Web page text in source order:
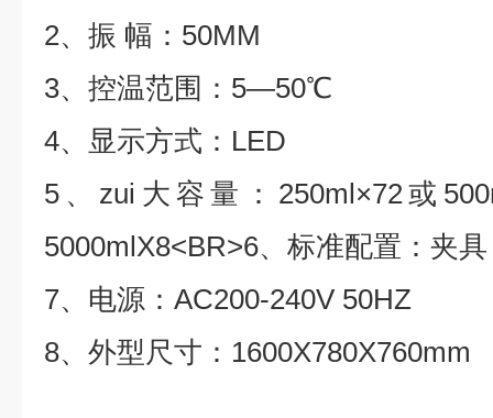
2、振 幅：50MM
3、控温范围：5―50℃
4、显示方式：LED
5、zui大容量：250ml×72或
5000mlX8<BR>6、标准配置：夹具
7、电源：AC200-240V 50HZ
8、外型尺寸：1600X780X760mm